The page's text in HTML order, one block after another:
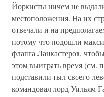
Йоркисты ничем не
местоположения. На их
отвечали и на
потому что подошли
фланга Ланкастеров,
этом выиграть время (см.
подставили тыл своего
командовал лорд Уильям